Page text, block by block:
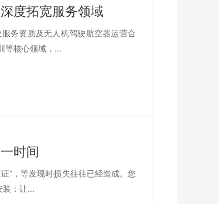
度拓宽服务领域
务资质及无人机驾驶航空器运营合
等核心领域，...
时间
”，等发现时损失往往已经造成。您
装：让...